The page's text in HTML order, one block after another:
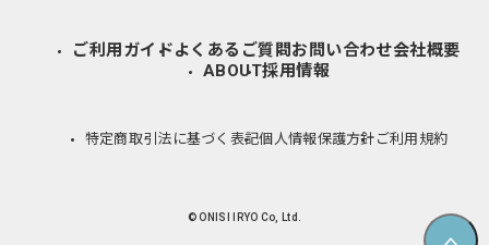
ご利用ガイドよくあるご質問 お問い合わせ会社概要
ABOUT採用情報
特定商取引法に基づく表記個人情報保護方針 ご利用規約
© ONISI IRYO Co, Ltd.